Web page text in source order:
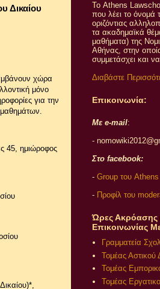
Δικαίου
χώρα
μόνο
για την
45, ημιώροφος
Το Athens
που λέει το όνομά
οριζόντιας
τα ακαδημαϊκά
μαθήματα) της
Αθήνας, στην
συμμετάσχει και
Διαβάστε
Επικοινωνία:
Με e-mail:
-
Στο facebook:
- Group του
- Προφίλ του
Ώρες Ακρόασης
Επικοινωνίας
Γραμματεία
Τομέας Αστικού
Τομέας
Τομέας